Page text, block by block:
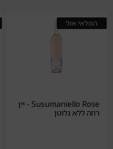
המלאי אזל
Susumaniello Rose - יין
רוזה ללא גלוטן